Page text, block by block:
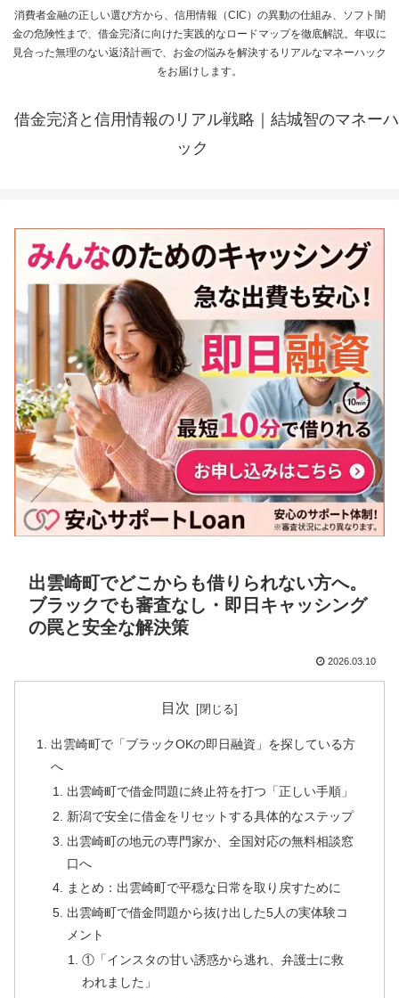
消費者金融の正しい選び方から、信用情報（CIC）の異動の仕組み、ソフト闇
金の危険性まで、借金完済に向けた実践的なロードマップを徹底解説。年収に
見合った無理のない返済計画で、お金の悩みを解決するリアルなマネーハック
をお届けします。
借金完済と信用情報のリアル戦略｜結城智のマネーハ
ック
出雲崎町でどこからも借りられない方へ。
ブラックでも審査なし・即日キャッシング
の罠と安全な解決策
2026.03.10
目次
出雲崎町で「ブラックOKの即日融資」を探している方
へ
出雲崎町で借金問題に終止符を打つ「正しい手順」
新潟で安全に借金をリセットする具体的なステップ
出雲崎町の地元の専門家か、全国対応の無料相談窓
口へ
まとめ：出雲崎町で平穏な日常を取り戻すために
出雲崎町で借金問題から抜け出した5人の実体験コ
メント
①「インスタの甘い誘惑から逃れ、弁護士に救
われました」